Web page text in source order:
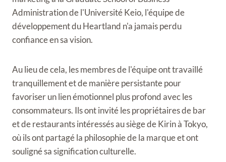
Administration de l'Université Keio, l'équipe de
développement du Heartland n'a jamais perdu
confiance en sa vision.
Au lieu de cela, les membres de l'équipe ont travaillé
tranquillement et de manière persistante pour
favoriser un lien émotionnel plus profond avec les
consommateurs. Ils ont invité les propriétaires de bar
et de restaurants intéressés au siège de Kirin à Tokyo,
où ils ont partagé la philosophie de la marque et ont
souligné sa signification culturelle.